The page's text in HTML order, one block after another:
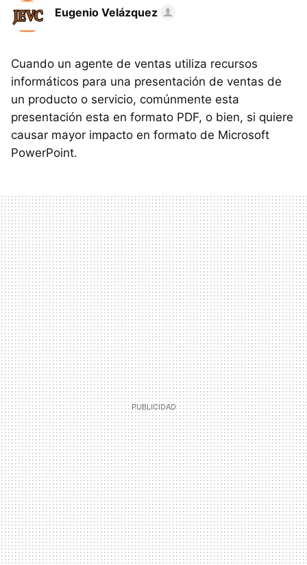
Eugenio Velázquez
Cuando un agente de ventas utiliza recursos
informáticos para una presentación de ventas de
un producto o servicio, comúnmente esta
presentación esta en formato PDF, o bien, si quiere
causar mayor impacto en formato de Microsoft
PowerPoint.